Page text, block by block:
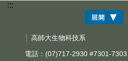
:::
高師大生物科技系
電話：(07)717-2930 #7301-7303